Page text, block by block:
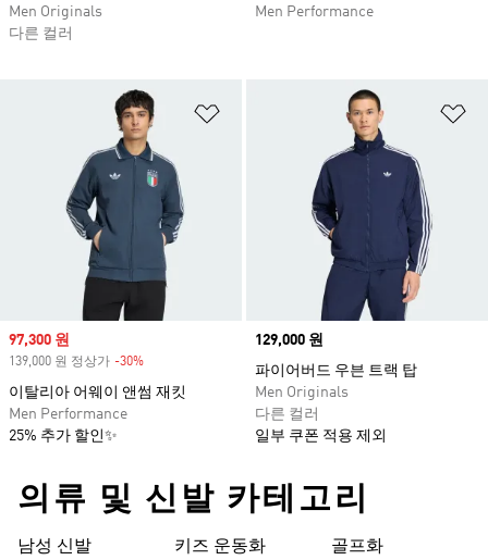
Men Originals
다른 컬러
Men Performance
위시리스트 담기
Sale price
97,300 원
139,000 원 정상가 -30%
이탈리아 어웨이 앤썸 재킷
Men Performance
25% 추가 할인✨
Price
129,000 원
파이어버드 우븐 트랙 탑
Men Originals
다른 컬러
일부 쿠폰 적용 제외
의류 및 신발 카테고리
남성 신발 키즈 운동화 골프화